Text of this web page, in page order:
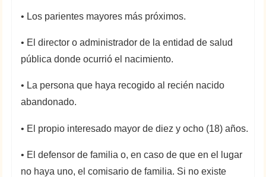
• Los parientes mayores más próximos.
• El director o administrador de la entidad de salud
pública donde ocurrió el nacimiento.
• La persona que haya recogido al recién nacido
abandonado.
• El propio interesado mayor de diez y ocho (18) años.
• El defensor de familia o, en caso de que en el lugar
no haya uno, el comisario de familia. Si no existe